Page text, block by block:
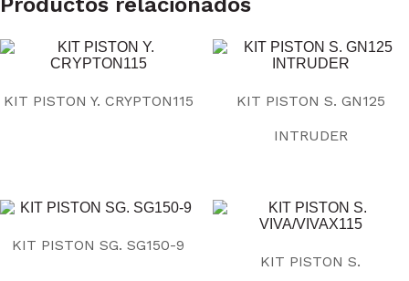
KIT PISTON Y. CRYPTON115
KIT PISTON S. GN125
INTRUDER
KIT PISTON SG. SG150-9
KIT PISTON S.